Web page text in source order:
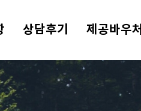
상담후기 제공바우처